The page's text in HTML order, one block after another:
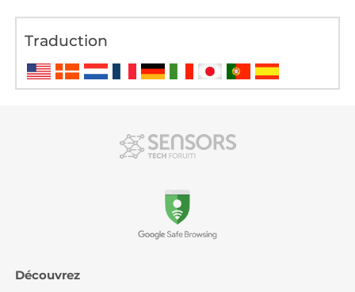
Traduction
Découvrez